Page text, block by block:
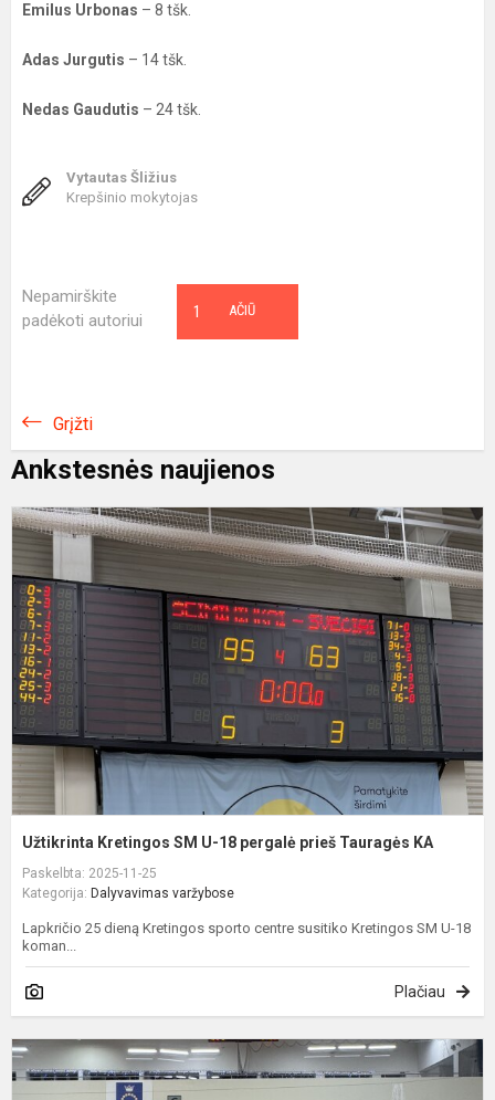
Emilus Urbonas – 8 tšk.
Adas Jurgutis – 14 tšk.
Nedas Gaudutis – 24 tšk.
Vytautas Šližius
Krepšinio mokytojas
Nepamirškite
padėkoti autoriui
AČIŪ
1
Grįžti
Ankstesnės naujienos
Užtikrinta Kretingos SM U-18 pergalė prieš Tauragės KA
Paskelbta: 2025-11-25
Kategorija: Dalyvavimas varžybose
Lapkričio 25 dieną Kretingos sporto centre susitiko Kretingos SM U-18
koman...
Plačiau